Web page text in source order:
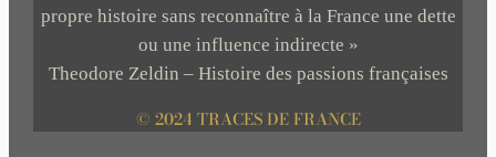
propre histoire sans reconnaître à la France une dette
ou une influence indirecte »
Theodore Zeldin – Histoire des passions françaises
© 2024 TRACES DE FRANCE